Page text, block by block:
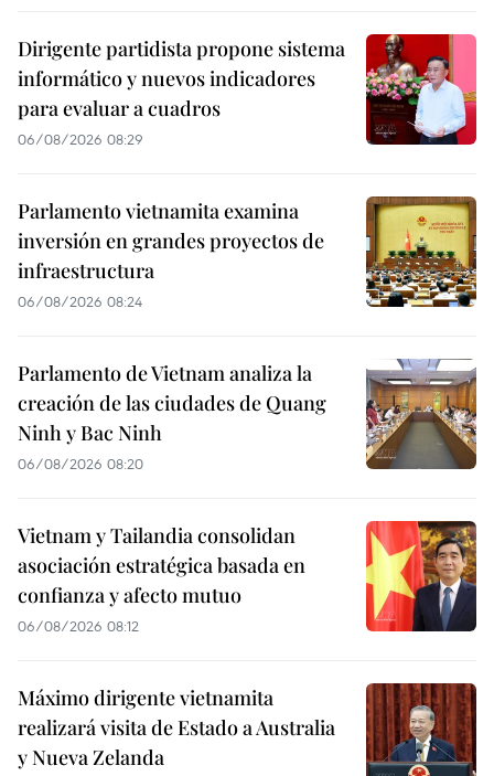
Dirigente partidista propone sistema
informático y nuevos indicadores
para evaluar a cuadros
06/08/2026 08:29
Parlamento vietnamita examina
inversión en grandes proyectos de
infraestructura
06/08/2026 08:24
Parlamento de Vietnam analiza la
creación de las ciudades de Quang
Ninh y Bac Ninh
06/08/2026 08:20
Vietnam y Tailandia consolidan
asociación estratégica basada en
confianza y afecto mutuo
06/08/2026 08:12
Máximo dirigente vietnamita
realizará visita de Estado a Australia
y Nueva Zelanda